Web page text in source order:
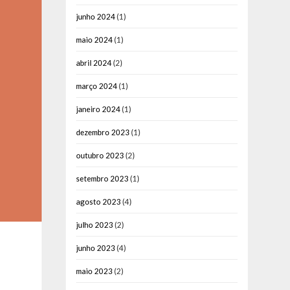
junho 2024(1)
maio 2024(1)
abril 2024(2)
março 2024(1)
janeiro 2024(1)
dezembro 2023 (1)
outubro 2023 (2)
setembro 2023 (1)
agosto 2023 (4)
julho 2023 (2)
junho 2023 (4)
maio 2023 (2)